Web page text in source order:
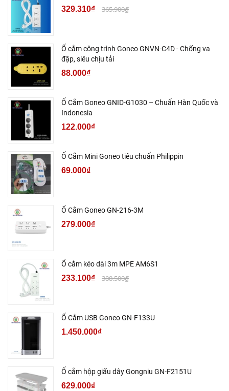
329.310₫ 365.900₫
Ổ cắm công trình Goneo GNVN-C4D - Chống va
đập, siêu chịu tải
88.000₫
Ổ Cắm Goneo GNID-G1030 – Chuẩn Hàn Quốc và
Indonesia
122.000₫
Ổ Cắm Mini Goneo tiêu chuẩn Philippin
69.000₫
Ổ Cắm Goneo GN-216-3M
279.000₫
Ổ cắm kéo dài 3m MPE AM6S1
233.100₫ 388.500₫
Ổ Cắm USB Goneo GN-F133U
1.450.000₫
Ổ cắm hộp giấu dây Gongniu GN-F2151U
629.000₫